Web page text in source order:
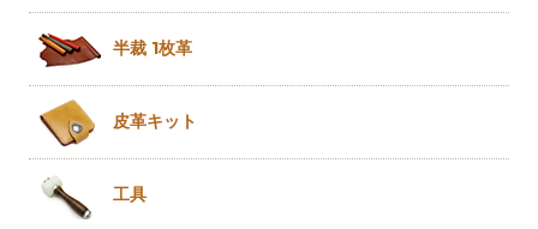
半裁 1枚革
皮革キット
工具